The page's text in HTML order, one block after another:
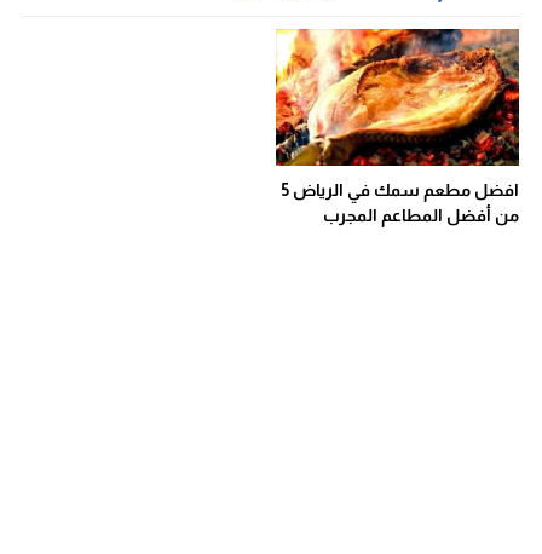
افضل مطعم سمك في الرياض 5
من أفضل المطاعم المجرب